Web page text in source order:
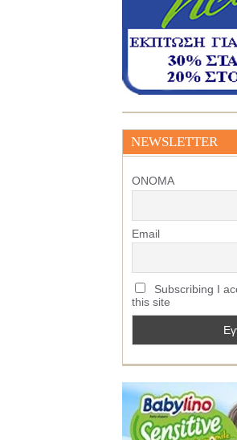
NEWSLETTER
ΟΝΟΜΑ
Email
Subscribing I
this site